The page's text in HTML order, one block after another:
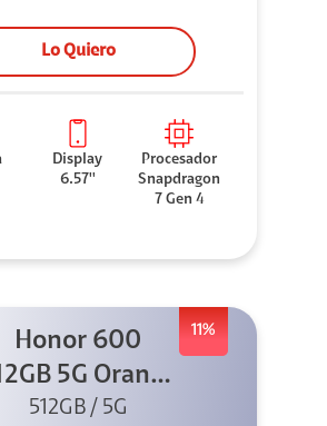
Lo Quiero
Display
6.57''
Procesador
Snapdragon
7 Gen 4
11%
Honor 600
5G Orange
+ Clip 2
512GB / 5G